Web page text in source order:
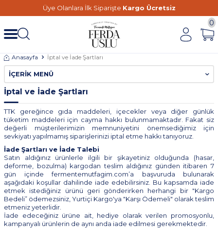
Üye Olanlara İlk Siparişte Kargo Ücretsiz
0
Anasayfa İptal ve İade Şartları
İÇERIK MENÜ
İptal ve İade Şartları
TTK gereğince gıda maddeleri, içecekler veya diğer günlük
tüketim maddeleri için cayma hakkı bulunmamaktadır. Fakat siz
değerli müşterilerimizin memnuniyetini önemsediğimiz için
sevkiyatı yapılmamış siparişlerinizi iptal etme hakkı tanıyoruz.
İade Şartları ve İade Talebi
Satın aldığınız ürünlerle ilgili bir şikayetiniz olduğunda (hasar,
deforme, bozulma) kargodan teslim aldığınız günden itibaren 7
gün içinde fermentemutfagim.com’a başvuruda bulunarak
aşağıdaki koşullar dahilinde iade edebilirsiniz. Bu kapsamda iade
etmek istediğiniz ürünü geri gönderirken herhangi bir "Kargo
Bedeli” ödemezsiniz, Yurtiçi Kargo'ya "Karşı Ödemeli" olarak teslim
etmeniz yeterlidir.
İade edeceğiniz ürüne ait, hediye olarak verilen promosyonlu,
kampanyalı ürünlerin de aynı anda iade edilmesi gerekmektedir.